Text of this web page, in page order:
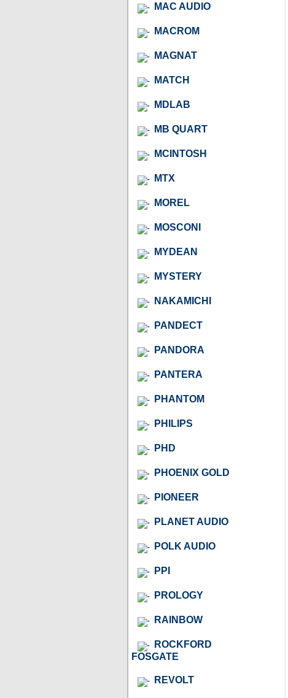
MAC AUDIO
MACROM
MAGNAT
MATCH
MDLAB
MB QUART
MCINTOSH
MTX
MOREL
MOSCONI
MYDEAN
MYSTERY
NAKAMICHI
PANDECT
PANDORA
PANTERA
PHANTOM
PHILIPS
PHD
PHOENIX GOLD
PIONEER
PLANET AUDIO
POLK AUDIO
PPI
PROLOGY
RAINBOW
ROCKFORD
FOSGATE
REVOLT